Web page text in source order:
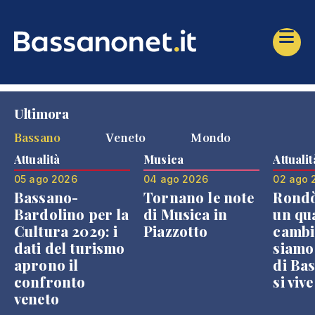
Ultimora
Bassano
Veneto Mondo
Attualità
05 ago 2026
Bassano-
Bardolino per la
Cultura 2029: i
dati del turismo
aprono il
confronto
veneto
Musica
04 ago 2026
Tornano le note
di Musica in
Piazzotto
02 ago
un
di
si